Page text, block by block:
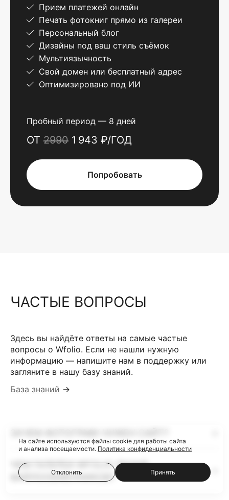
Прием платежей онлайн
Печать фотокниг прямо из галереи
Персональный блог
Дизайны под ваш стиль съёмок
Мультиязычность
Свой домен или бесплатный адрес
Оптимизировано под ИИ
Пробный период — 8 дней
ОТ 2990 1 943 ₽/ГОД
Попробовать
ЧАСТЫЕ ВОПРОСЫ
Здесь вы найдёте ответы на самые частые
вопросы о Wfolio. Если не нашли нужную
информацию — напишите нам в поддержку или
загляните в нашу базу знаний.
База знаний →
ЧЕМ ГАЛЕРЕИ WFOLIO ЛУЧШЕ
ФАЙЛООБМЕННИКОВ?
На сайте используются файлы cookie для работы сайта
и анализа посещаемости. Политика конфиденциальности
Отклонить Принять